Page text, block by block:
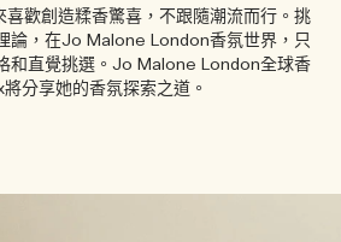
歡創造糅香驚喜，不跟隨潮流而行。挑
論，在Jo Malone London香氛世界，只
和直覺挑選。Jo Malone London全球香
分享她的香氛探索之道。